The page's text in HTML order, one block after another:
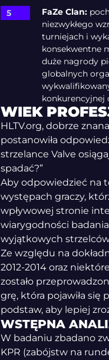
FaZe Clan:
niezwykłego
turniejach i
konsekwentne
duże nagrody
globalnych
konkurencyjnej
WIEK
HLTV.org, dobrze
postanowiła
strzelance Valve
spadać?”
Aby odpowiedzieć na
występach graczy,
wpływowej stronie
wiarygodności
wyjątkowych
Ze względu na
2012-2014 oraz
zostało
grę, która pojawiła się
podstaw, aby lepiej
WSTĘPNA
W badaniu zbadano
KPR (zabójstw na